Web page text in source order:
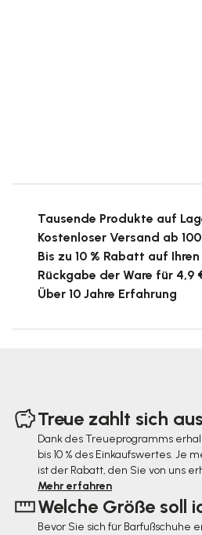
Tausende Produkte auf
Kostenloser Versand ab
Bis zu 10 % Rabatt auf
Rückgabe der Ware für 4,9
Über 10 Jahre Erfahrung
Treue zahlt sich aus
Dank des Treueprogramms
bis 10 % des Einkaufswertes. Je
ist der Rabatt, den Sie von uns
Mehr erfahren
Welche Größe soll
Bevor Sie sich für Barfußschuhe